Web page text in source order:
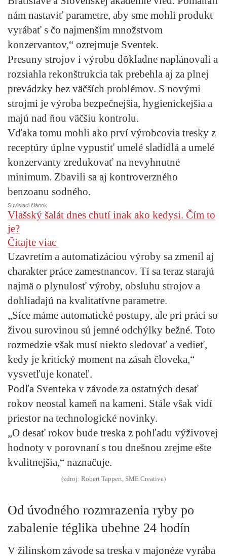
nám nastaviť parametre, aby sme mohli produkt
vyrábať s čo najmenším množstvom
konzervantov,“ ozrejmuje Sventek.
Presuny strojov i výrobu dôkladne naplánovali a
rozsiahla rekonštrukcia tak prebehla aj za plnej
prevádzky bez väčších problémov. S novými
strojmi je výroba bezpečnejšia, hygienickejšia a
majú nad ňou väčšiu kontrolu.
Vďaka tomu mohli ako prví výrobcovia tresky z
receptúry úplne vypustiť umelé sladidlá a umelé
konzervanty zredukovať na nevyhnutné
minimum. Zbavili sa aj kontroverzného
benzoanu sodného.
Súvisiaci článok
Vlašský šalát dnes chutí inak ako kedysi. Čím to
je?
Čítajte viac
Uzavretím a automatizáciou výroby sa zmenil aj
charakter práce zamestnancov. Tí sa teraz starajú
najmä o plynulosť výroby, obsluhu strojov a
dohliadajú na kvalitatívne parametre.
„Síce máme automatické postupy, ale pri práci so
živou surovinou sú jemné odchýlky bežné. Toto
rozmedzie však musí niekto sledovať a vedieť,
kedy je kritický moment na zásah človeka,“
vysvetľuje konateľ.
Podľa Sventeka v závode za ostatných desať
rokov neostal kameň na kameni. Stále však vidí
priestor na technologické novinky.
„O desať rokov bude treska z pohľadu výživovej
hodnoty v porovnaní s tou dnešnou zrejme ešte
kvalitnejšia,“ naznačuje.
(zdroj: Robert Tappert, SME Creative)
Od úvodného rozmrazenia ryby po
zabalenie téglika ubehne 24 hodín
V žilinskom závode sa treska v majonéze vyrába